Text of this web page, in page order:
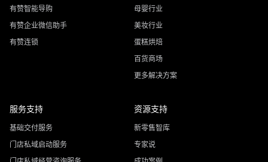
有赞智能导购
有赞企业微信助手
有赞连锁
母婴行业
美妆行业
蛋糕烘焙
百货商场
更多解决方案
服务支持
基础交付服务
门店私域启动服务
资源支持
新零售智库
专家说